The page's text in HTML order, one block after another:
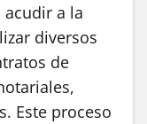
acudir a la
diversos
de
Este proceso